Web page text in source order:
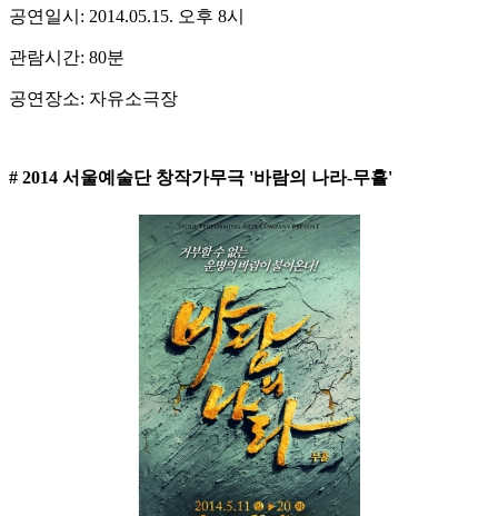
공연일시: 2014.05.15. 오후 8시
관람시간: 80분
공연장소: 자유소극장
# 2014 서울예술단 창작가무극 '바람의 나라-무휼'